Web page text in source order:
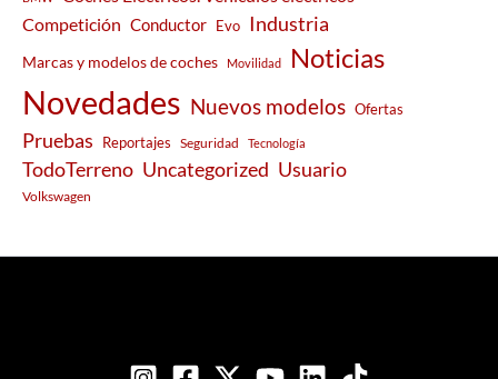
Competición Conductor Evo Industria
Marcas y modelos de coches Movilidad Noticias
Novedades Nuevos modelos Ofertas
Pruebas Reportajes Seguridad Tecnología
TodoTerreno Uncategorized Usuario
Volkswagen